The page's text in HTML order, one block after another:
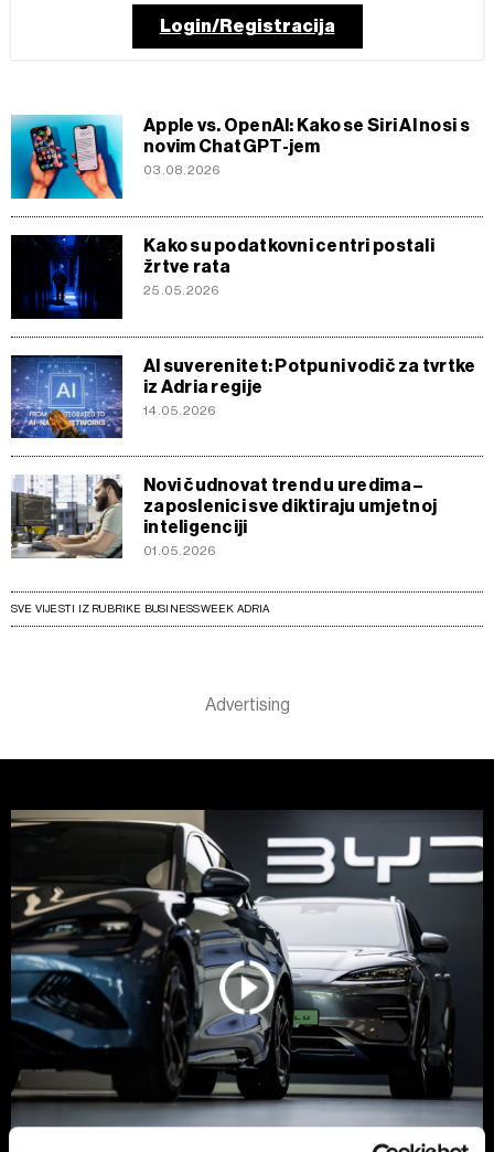
Login/Registracija
Apple vs. OpenAI: Kako se Siri AI nosi s
novim ChatGPT-jem
03.08.2026
Kako su podatkovni centri postali
žrtve rata
25.05.2026
AI suverenitet: Potpuni vodič za tvrtke
iz Adria regije
14.05.2026
Novi čudnovat trend u uredima –
zaposlenici sve diktiraju umjetnoj
inteligenciji
01.05.2026
SVE VIJESTI IZ RUBRIKE BUSINESSWEEK ADRIA